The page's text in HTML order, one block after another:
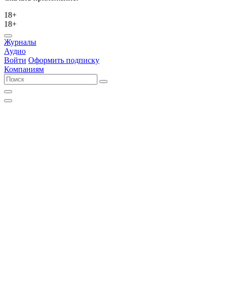
18+
18+
Журналы
Аудио
Войти Оформить подписку
Компаниям